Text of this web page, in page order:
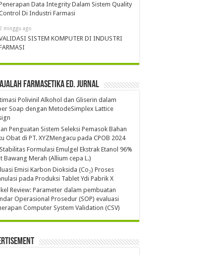
Data Integrity Dalam Sistem Quality
Di Industri Farmasi
minggu ago
SISTEM KOMPUTER DI INDUSTRI
Farmasetika Ed. Jurnal
Polivinil Alkohol dan Gliserin dalam
Soap dengan MetodeSimplex Lattice
Penguatan Sistem Seleksi Pemasok Bahan
Obat di PT. XYZMengacu pada CPOB 2024
Formulasi Emulgel Ekstrak Etanol 96%
Bawang Merah (Allium cepa L.)
Emisi Karbon Dioksida (Co₂) Proses
pada Produksi Tablet Ydi Pabrik X
Review: Parameter dalam pembuatan
Operasional Prosedur (SOP) evaluasi
Computer System Validation (CSV)